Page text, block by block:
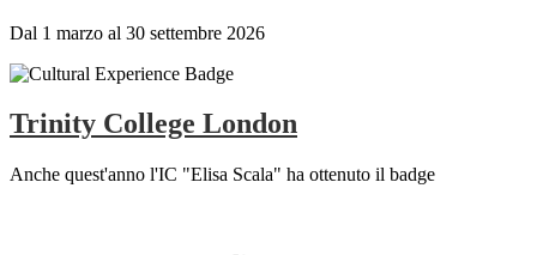
Dal 1 marzo al 30 settembre 2026
Trinity College London
Anche quest'anno l'IC "Elisa Scala" ha ottenuto il badge